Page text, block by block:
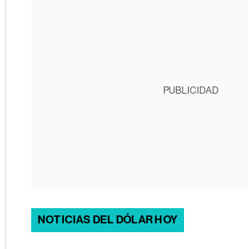
PUBLICIDAD
NOTICIAS DEL DÓLAR HOY